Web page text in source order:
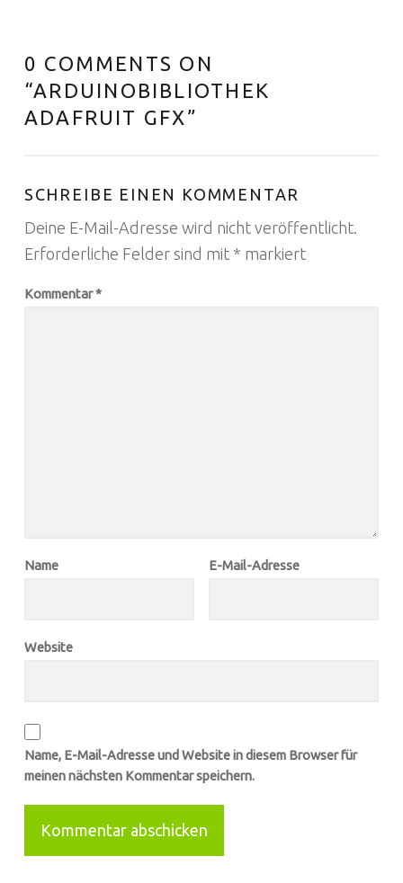
0 COMMENTS ON
“ARDUINOBIBLIOTHEK
ADAFRUIT GFX ”
SCHREIBE EINEN KOMMENTAR
Deine E-Mail-Adresse wird nicht veröffentlicht.
Erforderliche Felder sind mit * markiert
Kommentar*
Name E-Mail-Adresse
Website
Name, E-Mail-Adresse und Website in diesem Browser für
meinen nächsten Kommentar speichern.